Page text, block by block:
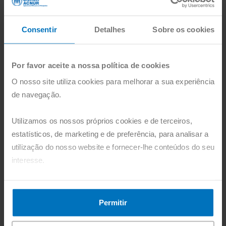
Consentir Detalhes Sobre os cookies
Por favor aceite a nossa política de cookies
O nosso site utiliza cookies para melhorar a sua experiência
de navegação.
Utilizamos os nossos próprios cookies e de terceiros,
estatísticos, de marketing e de preferência, para analisar a
utilização do nosso website e fornecer-lhe conteúdos do seu
interesse.
"Aceitar". Pode também recusá-los, configurá-los e obter
Permitir
resposta de emergência do ACNUR, o
workshop destacou o papel essencial das
cidades na proteção de refugiados e
abordagens que assegurem segurança,
dignidade e acesso a direitos
fundamentais desde os primeiros
humanitária.
A participação da Portugal com ACNUR
desafios globais resultantes do